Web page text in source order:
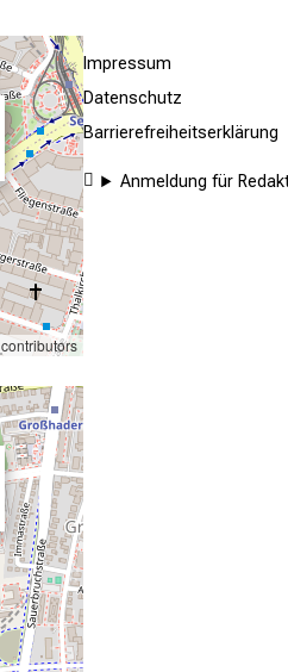
contributors
Impressum
Datenschutz
Barrierefreiheitserklärung
Anmeldung für